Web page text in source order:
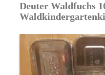
Deuter Waldfuchs